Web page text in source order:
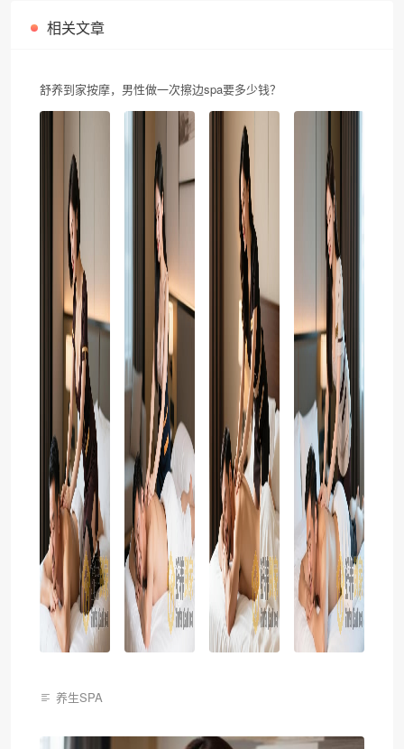
相关文章
舒养到家按摩，男性做一次擦边spa要多少钱？
养生SPA